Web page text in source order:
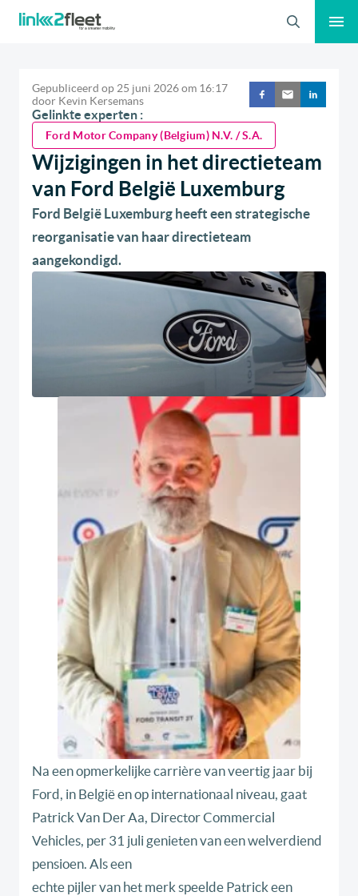
Zoeken
Gepubliceerd op25 juni 2026om 16:17
door Kevin Kersemans
Gelinkte experten :
Ford Motor Company (Belgium) N.V. / S.A.
Wijzigingen in het directieteam
van Ford België Luxemburg
Ford België Luxemburg heeft een strategische
reorganisatie van haar directieteam
aangekondigd.
Na een opmerkelijke carrière van veertig jaar bij
Ford, in België en op internationaal niveau, gaat
Patrick Van Der Aa, Director Commercial
Vehicles, per 31 juli genieten van een welverdiend
pensioen. Als een
echte pijler van het merk speelde Patrick een